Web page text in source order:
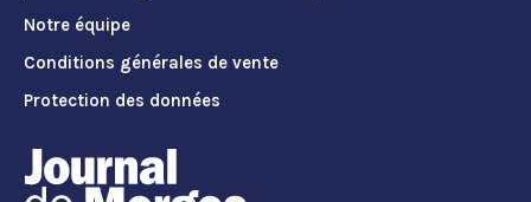
Notre équipe
Conditions générales de vente
Protection des données